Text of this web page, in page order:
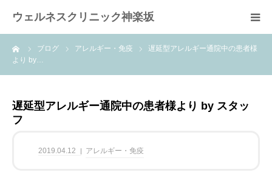
ウェルネスクリニック神楽坂
ブログ アレルギー・免疫
遅延型アレルギー通院中の患者様
より by…
遅延型アレルギー通院中の患者様より by スタッ
フ
2019.04.12 アレルギー・免疫
ホーム
治療内容